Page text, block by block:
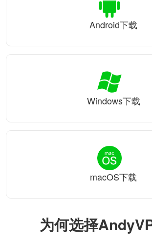
为何选择
Android下载
Windows下载
macOS下载